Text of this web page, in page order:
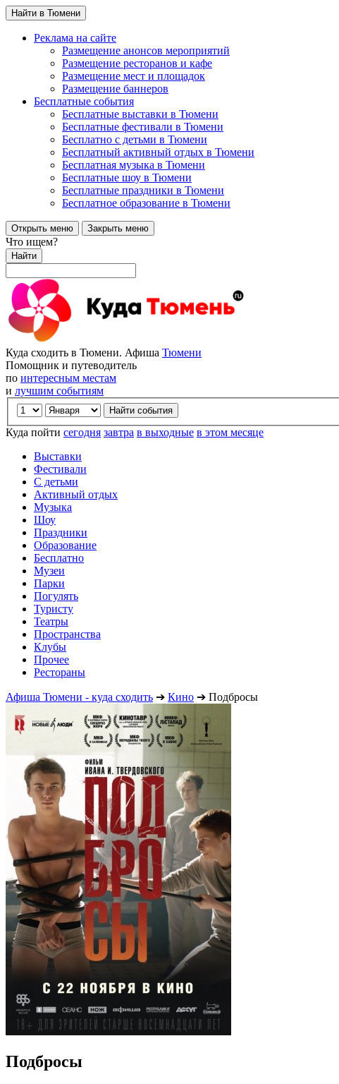
Найти в Тюмени
Реклама на сайте
Размещение анонсов мероприятий
Размещение ресторанов и кафе
Размещение мест и площадок
Размещение баннеров
Бесплатные события
Бесплатные выставки в Тюмени
Бесплатные фестивали в Тюмени
Бесплатно с детьми в Тюмени
Бесплатный активный отдых в Тюмени
Бесплатная музыка в Тюмени
Бесплатные шоу в Тюмени
Бесплатные праздники в Тюмени
Бесплатное образование в Тюмени
Открыть меню Закрыть меню
Что ищем?
Найти
Куда сходить в Тюмени. Афиша Тюмени
Помощник и путеводитель
по интересным местам
и лучшим событиям
Куда пойти сегодня завтра в выходные в этом месяце
Выставки
Фестивали
С детьми
Активный отдых
Музыка
Шоу
Праздники
Образование
Бесплатно
Музеи
Парки
Погулять
Туристу
Театры
Пространства
Клубы
Прочее
Рестораны
Афиша Тюмени - куда сходить ➔ Кино ➔ Подбросы
Подбросы